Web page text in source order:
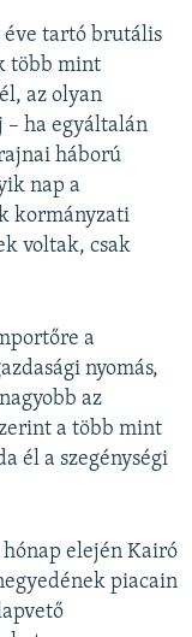
éve tartó brutális
több mint
az olyan
ha egyáltalán
háború
nap a
kormányzati
voltak, csak
a
nyomás,
az
a több mint
él a szegénységi
hónap elején Kairó
piacain